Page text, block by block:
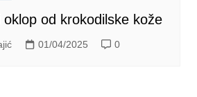
oklop od krokodilske kože
01/04/2025 0